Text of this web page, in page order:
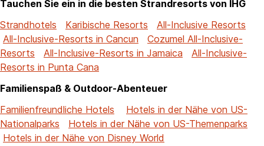
Strandhotels
Karibische Resorts
All-Inclusive Resorts
All-Inclusive-Resorts in Cancun
Cozumel All-Inclusive-
Resorts
All-Inclusive-Resorts in Jamaica
All-Inclusive-
Resorts in Punta Cana
Familienspaß & Outdoor-Abenteuer
Familienfreundliche Hotels
Hotels in der Nähe von US-
Nationalparks
Hotels in der Nähe von US-Themenparks
Hotels in der Nähe von Disney World